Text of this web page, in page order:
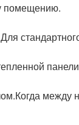
помещению.
между